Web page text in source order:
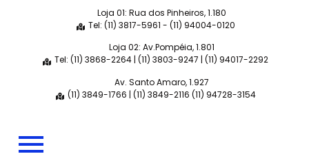
Loja 01: Rua dos Pinheiros, 1.180
Tel: (11) 3817-5961 - (11) 94004-0120
Loja 02: Av.Pompéia, 1.801
Tel: (11) 3868-2264 | (11) 3803-9247 | (11) 94017-2292
Av. Santo Amaro, 1.927
(11) 3849-1766 | (11) 3849-2116 (11) 94728-3154